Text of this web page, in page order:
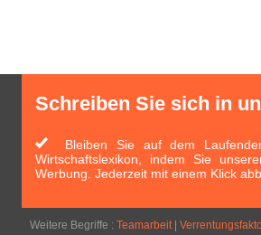
Schreiben Sie sich in
Bleiben Sie auf dem
Wirtschaftslexikon, indem Sie
Werbung. Jederzeit mit einem Klick
Weitere Begriffe : Teamarbeit|